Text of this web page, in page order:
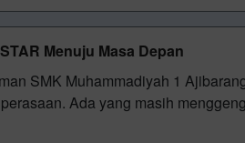
Menuju Masa Depan
SMK Muhammadiyah 1
Ada yang masih